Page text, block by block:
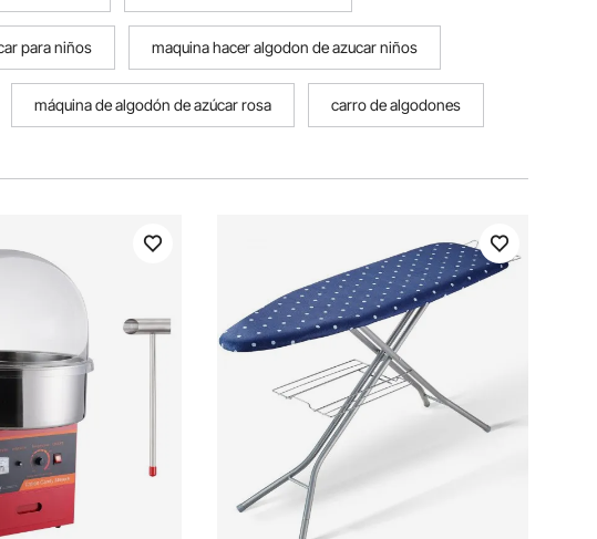
para niños maquina hacer algodon de azucar niños
máquina de algodón de azúcar rosa carro de algodones